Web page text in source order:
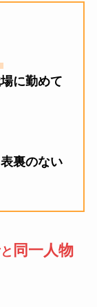
に勤めて
裏のない
同一人物